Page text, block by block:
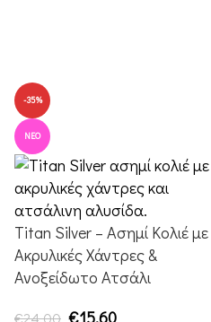
-35%
ΝΈΟ
Titan Silver – Ασημί Κολιέ με
Ακρυλικές Χάντρες &
Ανοξείδωτο Ατσάλι
€24,00 €15,60